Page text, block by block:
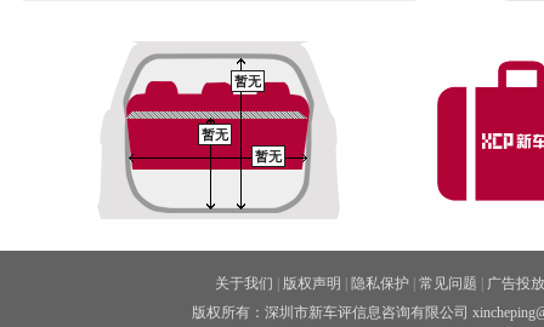
暂无
暂无
暂无
关于我们 版权声明 隐私保护 常见问题
广告投放
版权所有：深圳市新车评信息咨询有限公司